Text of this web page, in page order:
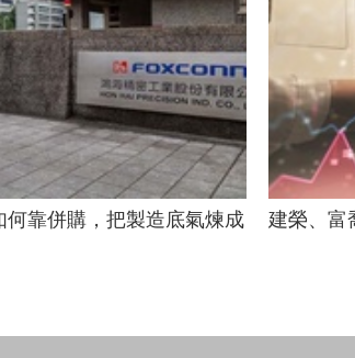
何靠併購，把製造底氣煉成
建榮、富